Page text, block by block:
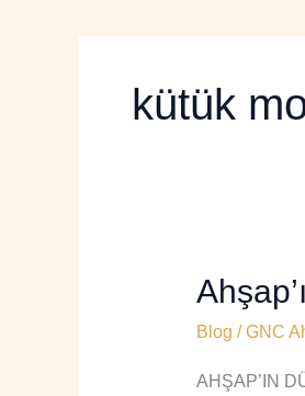
kütük
Blog /GNC
AHŞAP’IN
Ahşap’ın
düşmanları
koruma